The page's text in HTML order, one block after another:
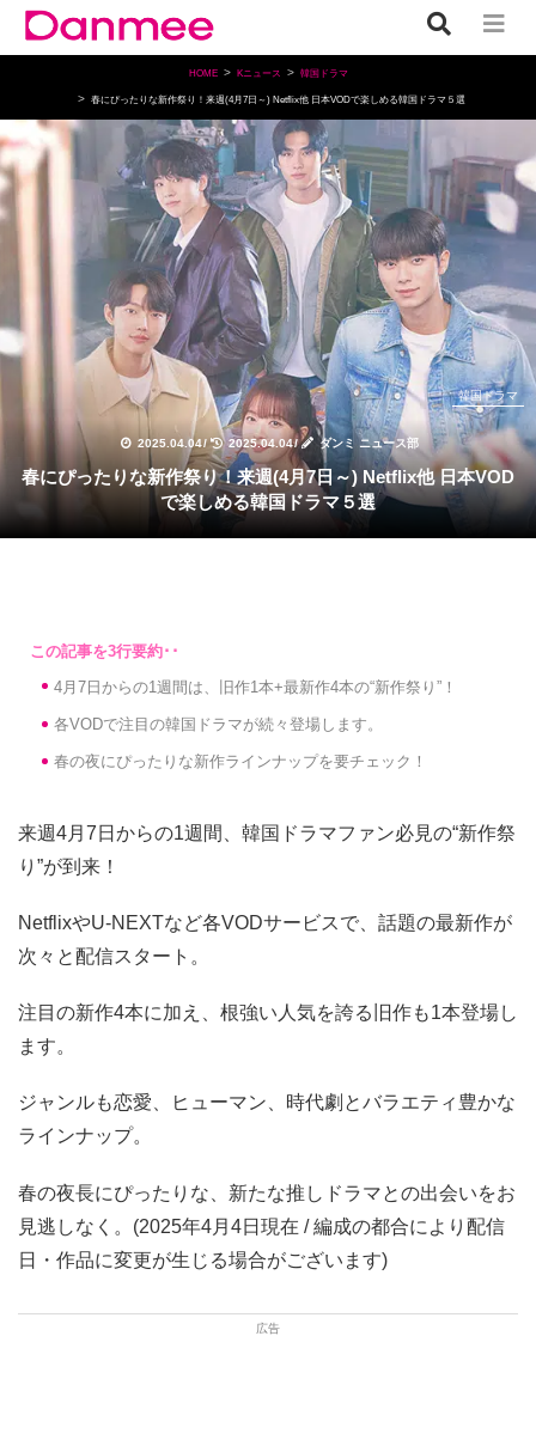
HOME Kニュース 韓国ドラマ
春にぴったりな新作祭り！来週(4月7日～) Netflix他 日本VODで楽しめる韓国ドラマ５選
2025.04.04/ 2025.04.04/ ダンミ ニュース部
韓国ドラマ
春にぴったりな新作祭り！来週(4月7日～) Netflix他 日本VOD
で楽しめる韓国ドラマ５選
4月7日からの1週間は、旧作1本+最新作4本の“新作祭り”！
各VODで注目の韓国ドラマが続々登場します。
春の夜にぴったりな新作ラインナップを要チェック！
来週4月7日からの1週間、韓国ドラマファン必見の“新作祭
り”が到来！
NetflixやU-NEXTなど各VODサービスで、話題の最新作が
次々と配信スタート。
注目の新作4本に加え、根強い人気を誇る旧作も1本登場し
ます。
ジャンルも恋愛、ヒューマン、時代劇とバラエティ豊かな
ラインナップ。
春の夜長にぴったりな、新たな推しドラマとの出会いをお
見逃しなく。(2025年4月4日現在 / 編成の都合により配信
日・作品に変更が生じる場合がございます)